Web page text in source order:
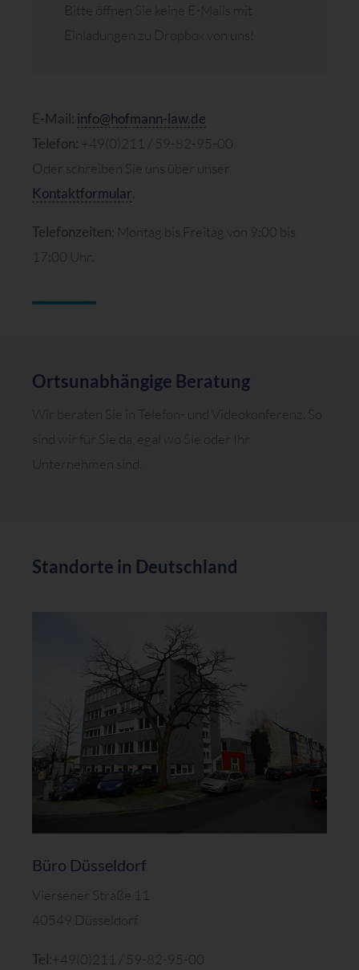
Bitte öffnen Sie keine E-Mails mit
Einladungen zu Dropbox von uns!
E-Mail: info@hofmann-law.de
Telefon: +49(0)211 / 59-82-95-00
Oder schreiben Sie uns über unser
Kontaktformular
Telefonzeiten : Montag bis Freitag von 9:00 bis
17:00 Uhr.
Ortsunabhängige Beratung
Wir beraten Sie in Telefon- und Videokonferenz. So
sind wir für Sie da, egal wo Sie oder Ihr
Unternehmen sind.
Standorte in Deutschland
Büro Düsseldorf
Viersener Straße 11
40549 Düsseldorf
Tel:+49(0)211 / 59-82-95-00